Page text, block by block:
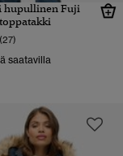
hupullinen Fuji
(27)
saatavilla